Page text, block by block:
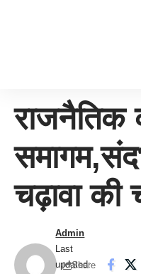
राजनैतिक
चढ़ावा की
Last
updated:
Admin
Share